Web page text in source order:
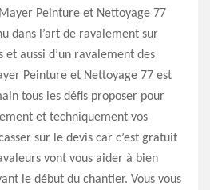
Peinture et Nettoyage 77
dans l’art de ravalement sur
et aussi d’un ravalement des
Peinture et Nettoyage 77 est
tous les défis proposer pour
et techniquement vos
sur le devis car c’est gratuit
vont vous aider à bien
le début du chantier. Vous vous